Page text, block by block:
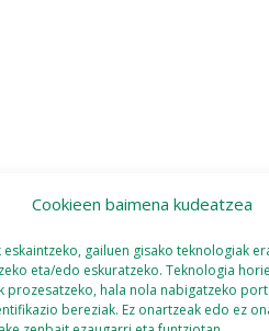
Cookieen baimena kudeatzea
eskaintzeko, gailuen gisako teknologiak
eta/edo eskuratzeko. Teknologia
prozesatzeko, hala nola nabigatzeko
bereziak. Ez onartzeak edo ez